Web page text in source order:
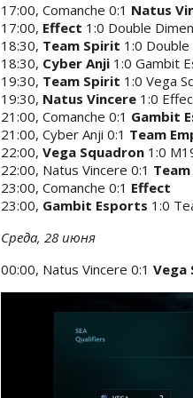
17:00, Comanche 0:1 Natus
17:00, Effect 1:0 Double
18:30, Team Spirit 1:0
18:30, Cyber Anji 1:0 Gambit
19:30, Team Spirit 1:0 Vega
19:30, Natus Vincere 1:0
21:00, Comanche 0:1 Gambit
21:00, Cyber Anji 0:1 Team
22:00, Vega Squadron 1:0
22:00, Natus Vincere 0:1
23:00, Comanche 0:1 Effect
23:00, Gambit Esports 1:0
Среда, 28 июня
00:00, Natus Vincere 0:1 Vega